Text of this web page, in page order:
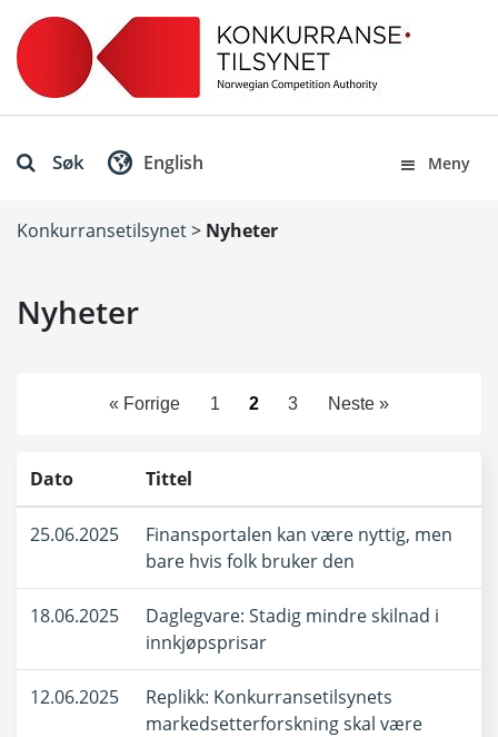
Søk Meny
English
Konkurransetilsynet> Nyheter
Nyheter
« Forrige 1 2 3 Neste »
Dato Tittel
25.06.2025
Finansportalen kan være nyttig, men
bare hvis folk bruker den
18.06.2025
Daglegvare: Stadig mindre skilnad i
innkjøpsprisar
12.06.2025
Replikk: Konkurransetilsynets
markedsetterforskning skal være